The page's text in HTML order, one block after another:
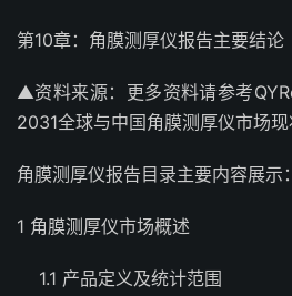
第10章：角膜测厚仪报告主要结论
▲资料来源：更多资料请参考
2031全球与中国角膜测厚仪市场现
角膜测厚仪报告目录主要内容展示：
1 角膜测厚仪市场概述
1.1 产品定义及统计范围